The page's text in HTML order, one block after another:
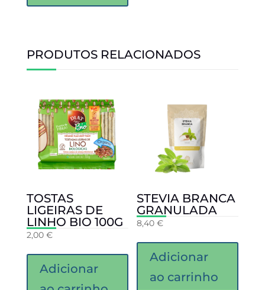
PRODUTOS RELACIONADOS
TOSTAS
LIGEIRAS DE
LINHO BIO 100G
2,00 €
Adicionar
STEVIA BRANCA
GRANULADA
8,40€
Adicionar
ao carrinho